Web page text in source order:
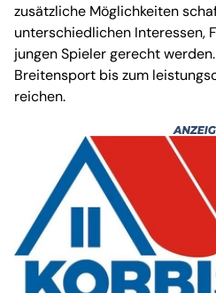
zusätzliche Möglichkeiten
unterschiedlichen Interessen,
jungen Spieler gerecht
Breitensport bis zum
reichen.